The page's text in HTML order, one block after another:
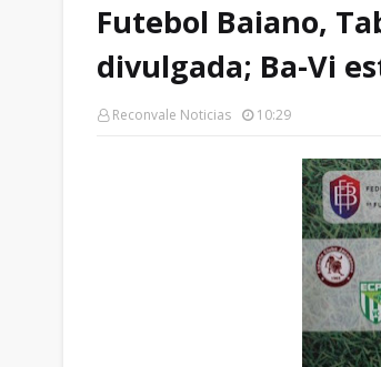
Futebol Baiano,
divulgada; Ba-Vi
Reconvale Noticias 10:29